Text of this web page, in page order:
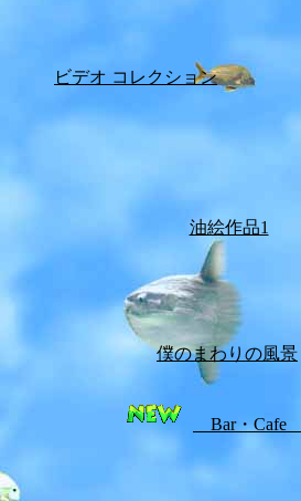
ビデオ コレクション
油絵作品1
僕のまわりの風景
Bar・Cafe